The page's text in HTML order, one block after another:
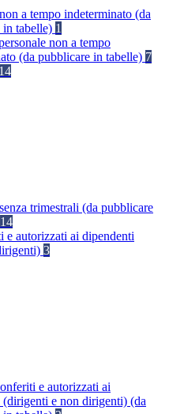
a tempo indeterminato (da
in tabelle) 1
non a tempo
(da pubblicare in tabelle) 7
14
trimestrali (da pubblicare
14
e autorizzati ai dipendenti
3
e autorizzati ai
(dirigenti e non dirigenti) (da